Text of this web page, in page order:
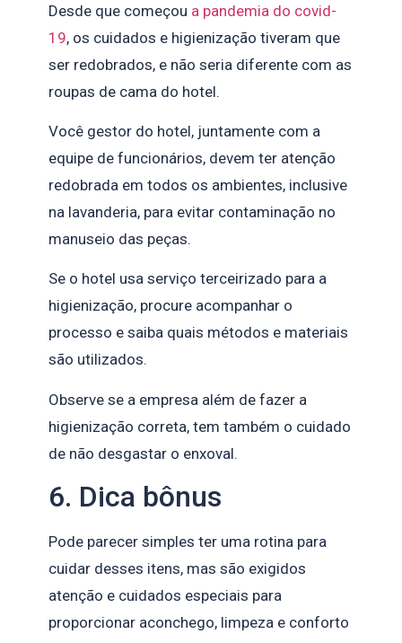
Desde que começou a pandemia do covid-
19, os cuidados e higienização tiveram que
ser redobrados, e não seria diferente com as
roupas de cama do hotel.
Você gestor do hotel, juntamente com a
equipe de funcionários, devem ter atenção
redobrada em todos os ambientes, inclusive
na lavanderia, para evitar contaminação no
manuseio das peças.
Se o hotel usa serviço terceirizado para a
higienização, procure acompanhar o
processo e saiba quais métodos e materiais
são utilizados.
Observe se a empresa além de fazer a
higienização correta, tem também o cuidado
de não desgastar o enxoval.
6. Dica bônus
Pode parecer simples ter uma rotina para
cuidar desses itens, mas são exigidos
atenção e cuidados especiais para
proporcionar aconchego, limpeza e conforto